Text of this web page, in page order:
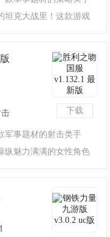
坦克大战里！这款游戏
你需要时刻注意动向，
下载
击
军事题材的射击类手
纵魅力满满的女性角色